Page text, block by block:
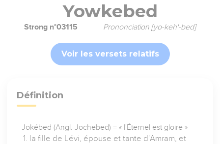
Yowkebed
Strong n°03115 Prononciation [yo-keh'-bed]
Voir les versets relatifs
Définition
Jokébed (Angl. Jochebed) = « l'Éternel est gloire »
la fille de Lévi, épouse et tante d'Amram, et